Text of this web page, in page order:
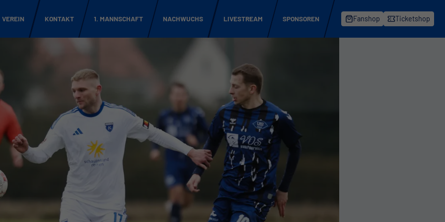
VEREIN KONTAKT 1. MANNSCHAFT NACHWUCHS LIVESTREAM SPONSOREN Fanshop Ticketshop